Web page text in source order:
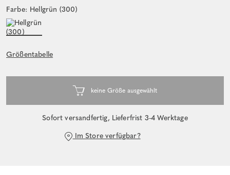
Farbe: Hellgrün (300)
Größentabelle
Sofort versandfertig, Lieferfrist 3-4 Werktage
Im Store verfügbar?